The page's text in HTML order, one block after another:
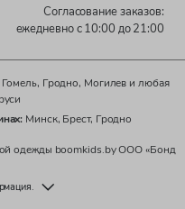
Согласование заказов:
ежедневно с 10:00 до 21:00
Гродно, Могилев и любая
Минск, Брест, Гродно
одежды boomkids.by ООО «Бонд